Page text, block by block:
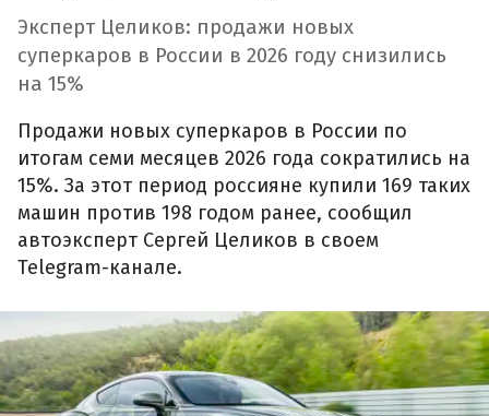
Эксперт Целиков: продажи новых
суперкаров в России в 2026 году снизились
на 15%
Продажи новых суперкаров в России по
итогам семи месяцев 2026 года сократились на
15%. За этот период россияне купили 169 таких
машин против 198 годом ранее, сообщил
автоэксперт Сергей Целиков в своем
Telegram-канале.